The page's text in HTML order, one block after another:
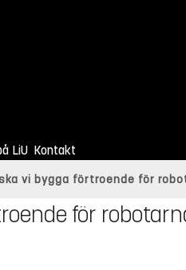
LiU Kontakt
vi bygga förtroende för
för